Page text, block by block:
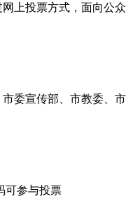
上投票方式，面向公众
委宣传部、市教委、市
可参与投票